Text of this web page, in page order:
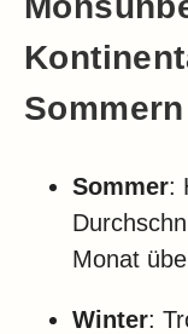
Sommern
Sommer:
Monat
Winter: